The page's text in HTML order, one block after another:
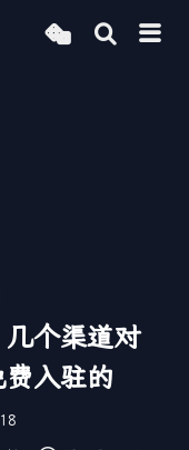
个渠道对
入驻的